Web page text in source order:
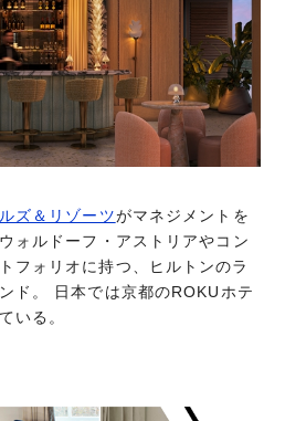
ズ＆リゾーツがマネジメントを
ォルドーフ・アストリアやコン
フォリオに持つ、ヒルトンのラ
ド。 日本では京都のROKUホテ
いる。